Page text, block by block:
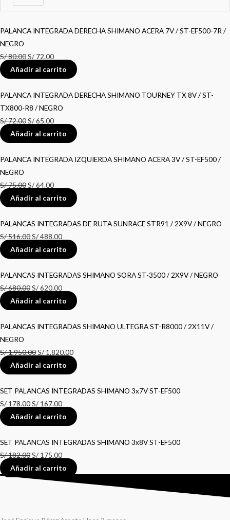
PALANCA INTEGRADA DERECHA SHIMANO ACERA 7V / ST-EF500-7R /
NEGRO
S/80.00S/ 72.00
Añadir al carrito
PALANCA INTEGRADA DERECHA SHIMANO TOURNEY TX 8V / ST-
TX800-R8 / NEGRO
S/72.00S/65.00
Añadir al carrito
PALANCA INTEGRADA IZQUIERDA SHIMANO ACERA 3V / ST-EF500 /
NEGRO
S/75.00S/64.00
Añadir al carrito
PALANCAS INTEGRADAS DE RUTA SUNRACE STR91 / 2X9V / NEGRO
S/516.00S/488.00
Añadir al carrito
PALANCAS INTEGRADAS SHIMANO SORA ST-3500 / 2X9V / NEGRO
S/680.00S/620.00
Añadir al carrito
PALANCAS INTEGRADAS SHIMANO ULTEGRA ST-R8000 / 2X11V /
NEGRO
S/1,950.00S/ 1,820.00
Añadir al carrito
SET PALANCAS INTEGRADAS SHIMANO 3x7V ST-EF500
S/178.00S/ 167.00
Añadir al carrito
SET PALANCAS INTEGRADAS SHIMANO 3x8V ST-EF500
S/182.00S/ 175.00
Añadir al carrito